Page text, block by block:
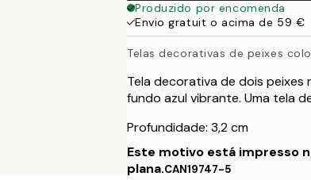
Produzido por encomenda
Envio gratuit o acima de 59 €
Telas decorativas de peixes
Tela decorativa de dois
fundo azul vibrante. Uma tela
Profundidade: 3,2 cm
Este motivo está impresso
plana.CAN19747-5